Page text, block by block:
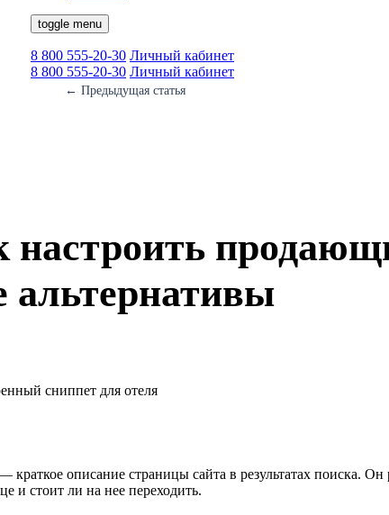
toggle menu
8 800 555-20-30 Личный кабинет
8 800 555-20-30 Личный кабинет
← Предыдущая статья
настроить
альтернативы
краткое описание страницы сайта в результатах поиска.
и стоит ли на нее переходить.